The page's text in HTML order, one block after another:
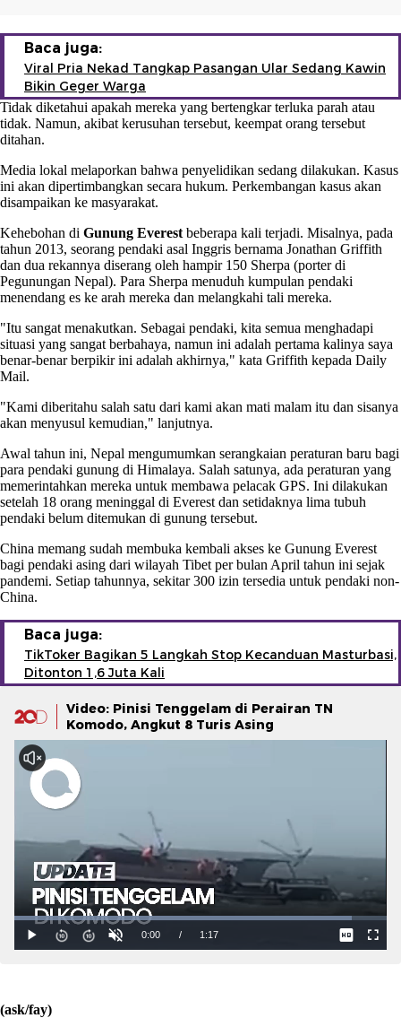
Baca juga:
Viral Pria Nekad Tangkap Pasangan Ular Sedang Kawin
Bikin Geger Warga
Tidak diketahui apakah mereka yang bertengkar terluka parah atau
tidak. Namun, akibat kerusuhan tersebut, keempat orang tersebut
ditahan.
Media lokal melaporkan bahwa penyelidikan sedang dilakukan. Kasus
ini akan dipertimbangkan secara hukum. Perkembangan kasus akan
disampaikan ke masyarakat.
Kehebohan di Gunung Everest beberapa kali terjadi. Misalnya, pada
tahun 2013, seorang pendaki asal Inggris bernama Jonathan Griffith
dan dua rekannya diserang oleh hampir 150 Sherpa (porter di
Pegunungan Nepal). Para Sherpa menuduh kumpulan pendaki
menendang es ke arah mereka dan melangkahi tali mereka.
"Itu sangat menakutkan. Sebagai pendaki, kita semua menghadapi
situasi yang sangat berbahaya, namun ini adalah pertama kalinya saya
benar-benar berpikir ini adalah akhirnya," kata Griffith kepada Daily
Mail.
"Kami diberitahu salah satu dari kami akan mati malam itu dan sisanya
akan menyusul kemudian," lanjutnya.
Awal tahun ini, Nepal mengumumkan serangkaian peraturan baru bagi
para pendaki gunung di Himalaya. Salah satunya, ada peraturan yang
memerintahkan mereka untuk membawa pelacak GPS. Ini dilakukan
setelah 18 orang meninggal di Everest dan setidaknya lima tubuh
pendaki belum ditemukan di gunung tersebut.
China memang sudah membuka kembali akses ke Gunung Everest
bagi pendaki asing dari wilayah Tibet per bulan April tahun ini sejak
pandemi. Setiap tahunnya, sekitar 300 izin tersedia untuk pendaki non-
China.
Baca juga:
TikToker Bagikan 5 Langkah Stop Kecanduan Masturbasi,
Ditonton 1,6 Juta Kali
Video: Pinisi Tenggelam di Perairan TN
Komodo, Angkut 8 Turis Asing
(ask/fay)